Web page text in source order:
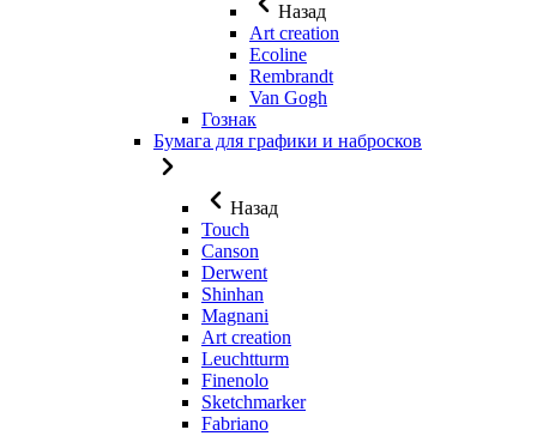
Назад
Art creation
Ecoline
Rembrandt
Van Gogh
Гознак
Бумага для графики и набросков
Назад
Touch
Canson
Derwent
Shinhan
Magnani
Art creation
Leuchtturm
Finenolo
Sketchmarker
Fabriano